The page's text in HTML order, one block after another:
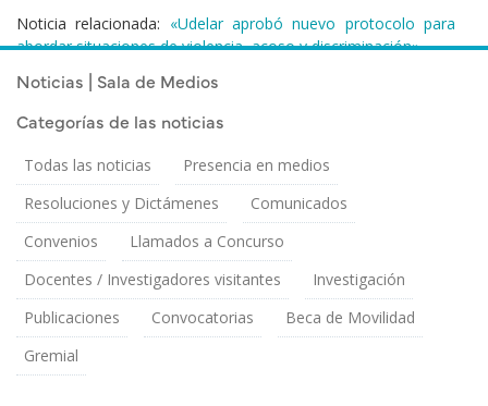
Noticias | Sala de Medios
Categorías de las noticias
Todas las noticias
Presencia en medios
Resoluciones y Dictámenes
Comunicados
Convenios
Llamados a Concurso
Docentes / Investigadores visitantes
Investigación
Publicaciones
Convocatorias
Beca de Movilidad
Gremial
Noticia relacionada: «Udelar aprobó nuevo protocolo para
abordar situaciones de violencia, acoso y discriminación»